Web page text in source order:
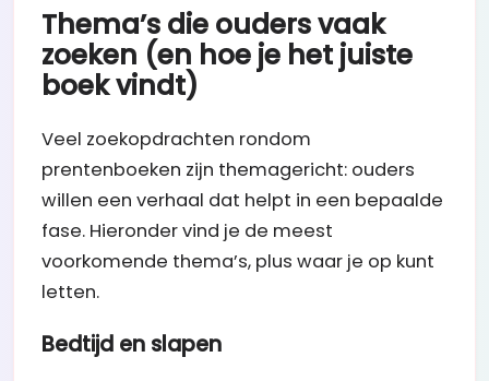
Thema’s die ouders vaak
zoeken (en hoe je het juiste
boek vindt)
Veel zoekopdrachten rondom
prentenboeken zijn themagericht: ouders
willen een verhaal dat helpt in een bepaalde
fase. Hieronder vind je de meest
voorkomende thema’s, plus waar je op kunt
letten.
Bedtijd en slapen